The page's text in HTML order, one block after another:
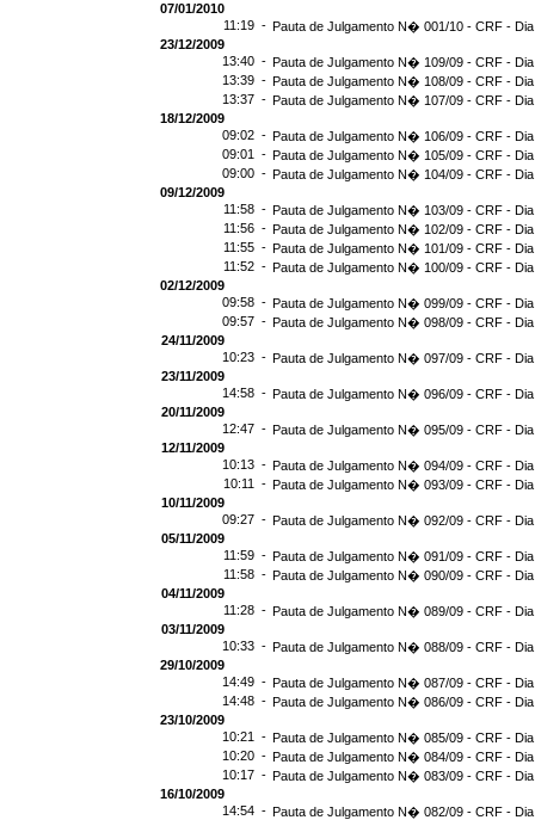
07/01/2010
11:19 - Pauta de Julgamento N� 001/10 - CRF - Dia
23/12/2009
13:40 - Pauta de Julgamento N� 109/09 - CRF -
13:39 - Pauta de Julgamento N� 108/09 - CRF -
13:37 - Pauta de Julgamento N� 107/09 - CRF -
18/12/2009
09:02 - Pauta de Julgamento N� 106/09 - CRF -
09:01 - Pauta de Julgamento N� 105/09 - CRF -
09:00 - Pauta de Julgamento N� 104/09 - CRF -
09/12/2009
11:58 - Pauta de Julgamento N� 103/09 - CRF -
11:56 - Pauta de Julgamento N� 102/09 - CRF -
11:55 - Pauta de Julgamento N� 101/09 - CRF -
11:52 - Pauta de Julgamento N� 100/09 - CRF -
02/12/2009
09:58 - Pauta de Julgamento N� 099/09 - CRF - Dia
09:57 - Pauta de Julgamento N� 098/09 - CRF -
24/11/2009
10:23 - Pauta de Julgamento N� 097/09 - CRF - Dia
23/11/2009
14:58 - Pauta de Julgamento N� 096/09 - CRF - Dia
20/11/2009
12:47 - Pauta de Julgamento N� 095/09 - CRF - Dia
12/11/2009
10:13 - Pauta de Julgamento N� 094/09 - CRF - Dia
10:11 - Pauta de Julgamento N� 093/09 - CRF - Dia
10/11/2009
09:27 - Pauta de Julgamento N� 092/09 - CRF - Dia
05/11/2009
11:59 - Pauta de Julgamento N� 091/09 - CRF - Dia
11:58 - Pauta de Julgamento N� 090/09 - CRF - Dia
04/11/2009
11:28 - Pauta de Julgamento N� 089/09 - CRF - Dia
03/11/2009
10:33 - Pauta de Julgamento N� 088/09 - CRF - Dia
29/10/2009
14:49 - Pauta de Julgamento N� 087/09 - CRF - Dia
14:48 - Pauta de Julgamento N� 086/09 - CRF - Dia
23/10/2009
10:21 - Pauta de Julgamento N� 085/09 - CRF -
10:20 - Pauta de Julgamento N� 084/09 - CRF -
10:17 - Pauta de Julgamento N� 083/09 - CRF -
16/10/2009
14:54 - Pauta de Julgamento N� 082/09 - CRF -